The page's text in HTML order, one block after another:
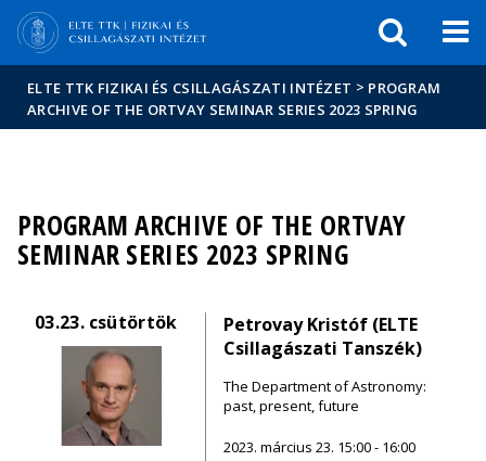
Események
sajtóban
ELTE TTK FIZIKAI ÉS CSILLAGÁSZATI INTÉZET > PROGRAM
ARCHIVE OF THE ORTVAY SEMINAR SERIES 2023 SPRING
PROGRAM ARCHIVE OF THE ORTVAY
SEMINAR SERIES 2023 SPRING
03.23. csütörtök
Petrovay Kristóf (ELTE
Csillagászati Tanszék)
The Department of Astronomy:
past, present, future
2023. március 23. 15:00 - 16:00